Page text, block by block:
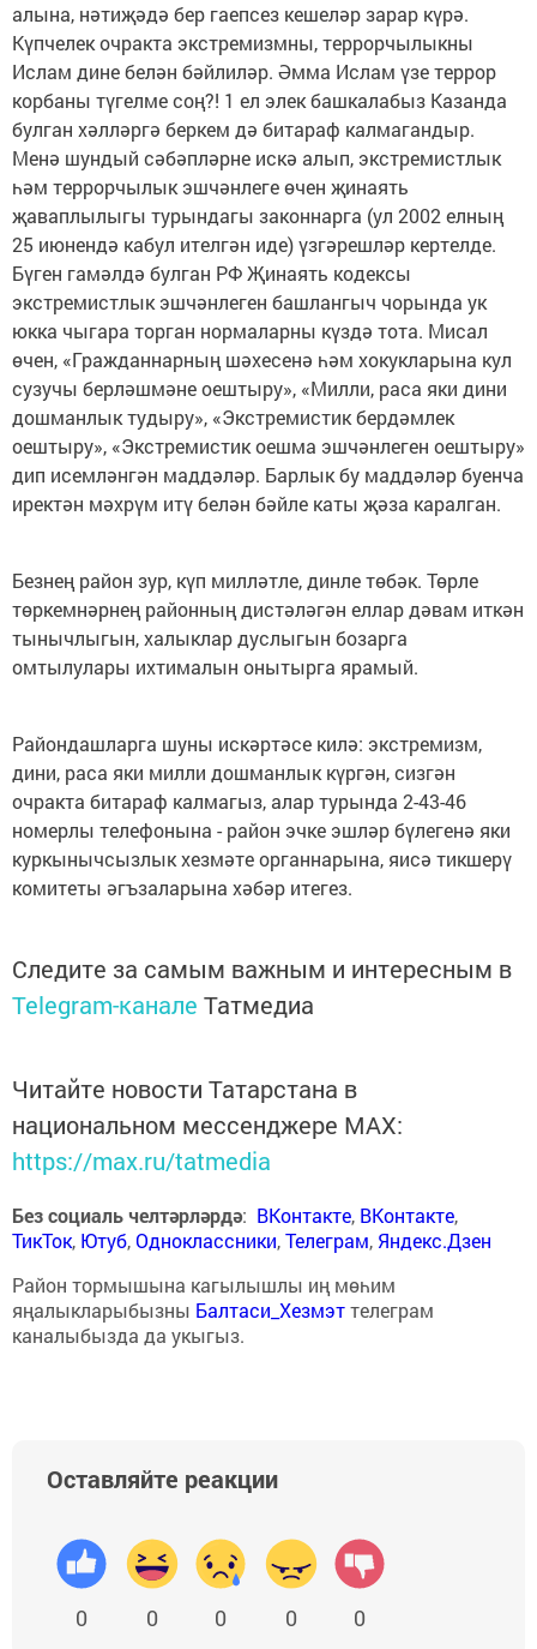
алына, нәтиҗәдә бер гаепсез кешеләр зарар күрә.
Күпчелек очракта экстремизмны, террорчылыкны
Ислам дине белән бәйлиләр. Әмма Ислам үзе террор
корбаны түгелме соң?! 1 ел элек башкалабыз Казанда
булган хәлләргә беркем дә битараф калмагандыр.
Менә шундый сәбәпләрне искә алып, экстремистлык
һәм террорчылык эшчәнлеге өчен җинаять
җаваплылыгы турындагы законнарга (ул 2002 елның
25 июнендә кабул ителгән иде) үзгәрешләр кертелде.
Бүген гамәлдә булган РФ Җинаять кодексы
экстремистлык эшчәнлеген башлангыч чорында ук
юкка чыгара торган нормаларны күздә тота. Мисал
өчен, «Гражданнарның шәхесенә һәм хокукларына кул
сузучы берләшмәне оештыру», «Милли, раса яки дини
дошманлык тудыру», «Экстремистик бердәмлек
оештыру», «Экстремистик оешма эшчәнлеген оештыру»
дип исемләнгән маддәләр. Барлык бу маддәләр буенча
иректән мәхрүм итү белән бәйле каты җәза каралган.
Безнең район зур, күп милләтле, динле төбәк. Төрле
төркемнәрнең районның дистәләгән еллар дәвам иткән
тынычлыгын, халыклар дуслыгын бозарга
омтылулары ихтималын онытырга ярамый.
Райондашларга шуны искәртәсе килә: экстремизм,
дини, раса яки милли дошманлык күргән, сизгән
очракта битараф калмагыз, алар турында 2-43-46
номерлы телефонына - район эчке эшләр бүлегенә яки
куркынычсызлык хезмәте органнарына, яисә тикшерү
комитеты әгъзаларына хәбәр итегез.
Следите за самым важным и интересным в
Telegram-канале Татмедиа
Читайте новости Татарстана в
национальном мессенджере MАХ:
https://max.ru/tatmedia
Без социаль челтәрләрдә: ВКонтакте, ВКонтакте,
ТикТок, Ютуб,Одноклассники,Телеграм, Яндекс.Дзен
Район тормышына кагылышлы иң мөһим
яңалыкларыбызны Балтаси_Хезмэттелеграм
каналыбызда да укыгыз.
Оставляйте реакции
0 0 0 0 0